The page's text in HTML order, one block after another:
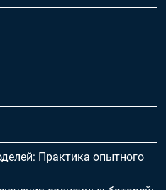
Практика опытного